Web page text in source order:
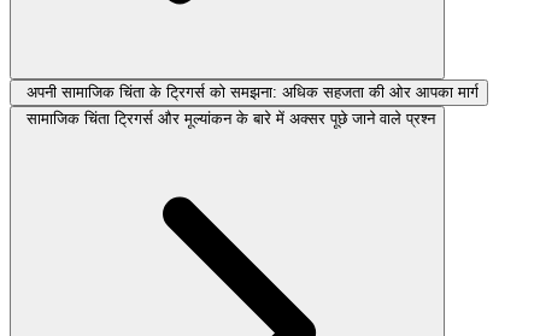
अपनी सामाजिक चिंता के ट्रिगर्स को समझना: अधिक सहजता की ओर आपका मार्ग
सामाजिक चिंता ट्रिगर्स और मूल्यांकन के बारे में अक्सर पूछे जाने वाले प्रश्न